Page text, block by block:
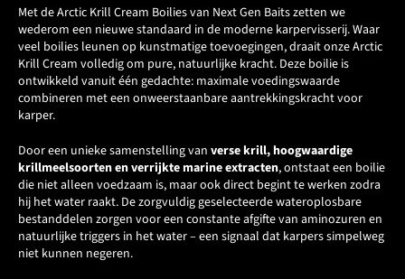
Met de Arctic Krill Cream Boilies van Next Gen Baits zetten we
wederom een nieuwe standaard in de moderne karpervisserij. Waar
veel boilies leunen op kunstmatige toevoegingen, draait onze Arctic
Krill Cream volledig om pure, natuurlijke kracht. Deze boilie is
ontwikkeld vanuit één gedachte: maximale voedingswaarde
combineren met een onweerstaanbare aantrekkingskracht voor
karper.
Door een unieke samenstelling van verse krill, hoogwaardige
krillmeelsoorten en verrijkte marine extracten, ontstaat een boilie
die niet alleen voedzaam is, maar ook direct begint te werken zodra
hij het water raakt. De zorgvuldig geselecteerde wateroplosbare
bestanddelen zorgen voor een constante afgifte van aminozuren en
natuurlijke triggers in het water – een signaal dat karpers simpelweg
niet kunnen negeren.